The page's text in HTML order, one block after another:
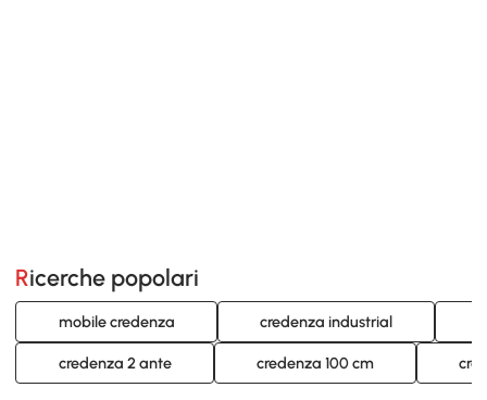
Ricerche popolari
mobile credenza credenza industrial
credenza 2 ante credenza 100 cm